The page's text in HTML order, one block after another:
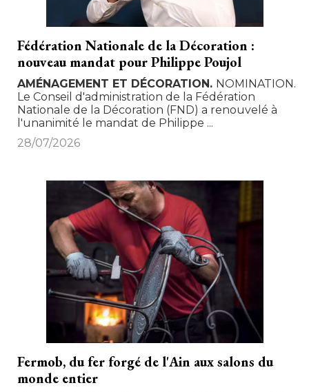
Fédération Nationale de la Décoration :
nouveau mandat pour Philippe Poujol
AMÉNAGEMENT ET DÉCORATION NOMINATION.
Le Conseil d'administration de la Fédération
Nationale de la Décoration (FND) a renouvelé à
l'unanimité le mandat de Philippe ...
28/07/2026
Fermob, du fer forgé de l'Ain aux salons du
monde entier